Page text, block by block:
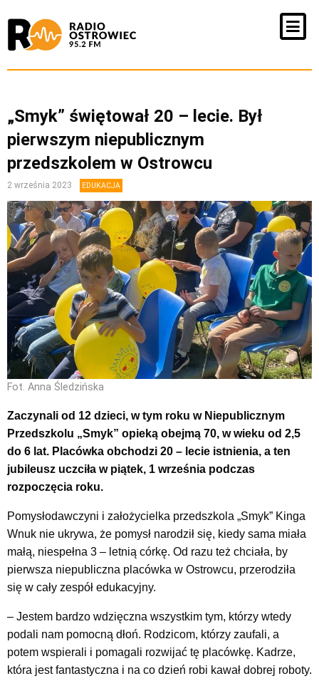
„Smyk” świętował 20 – lecie. Był
pierwszym niepublicznym
przedszkolem w Ostrowcu
2 września 2023 EDUKACJA
Fot. Anna Śledzińska
Zaczynali od 12 dzieci, w tym roku w Niepublicznym
Przedszkolu „Smyk” opieką obejmą 70, w wieku od 2,5
do 6 lat. Placówka obchodzi 20 – lecie istnienia, a ten
jubileusz uczciła w piątek, 1 września podczas
rozpoczęcia roku.
Pomysłodawczyni i założycielka przedszkola „Smyk” Kinga
Wnuk nie ukrywa, że pomysł narodził się, kiedy sama miała
małą, niespełna 3 – letnią córkę. Od razu też chciała, by
pierwsza niepubliczna placówka w Ostrowcu, przerodziła
się w cały zespół edukacyjny.
– Jestem bardzo wdzięczna wszystkim tym, którzy wtedy
podali nam pomocną dłoń. Rodzicom, którzy zaufali, a
potem wspierali i pomagali rozwijać tę placówkę. Kadrze,
która jest fantastyczna i na co dzień robi kawał dobrej roboty.